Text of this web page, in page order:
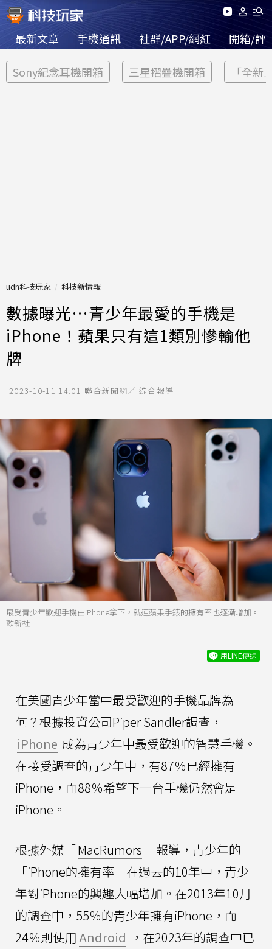
最新文章 手機通訊 社群/APP/網紅 開箱/評
Sony紀念耳機開箱 三星摺疊機開箱 「全新
udn科技玩家 科技新情報
數據曝光…青少年最愛的手機是
iPhone！蘋果只有這1類別慘輸他
牌
2023-10-11 14:01 聯合新聞網／ 綜合報導
最受青少年歡迎手機由iPhone拿下，就連蘋果手錶的擁有率也逐漸增加。
歐新社
用LINE傳送
在美國青少年當中最受歡迎的手機品牌為
何？根據投資公司Piper Sandler調查，
iPhone 成為青少年中最受歡迎的智慧手機。
在接受調查的青少年中，有87％已經擁有
iPhone，而88％希望下一台手機仍然會是
iPhone。
根據外媒「MacRumors 」報導，青少年的
「iPhone的擁有率」在過去的10年中，青少
年對iPhone的興趣大幅增加。在2013年10月
的調查中，55％的青少年擁有iPhone，而
24％則使用 Android ，在2023年的調查中已